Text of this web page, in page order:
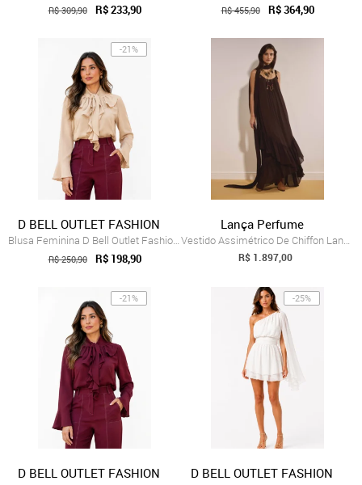
R$ 309,90 R$ 233,90 R$ 455,90 R$ 364,90
-21%
D BELL OUTLET FASHION
Blusa Feminina D Bell Outlet Fashion Rom...
R$ 250,90 R$ 198,90
Lança Perfume
Vestido Assimétrico De Chiffon Lança Perfume
R$ 1.897,00
-21%
D BELL OUTLET FASHION
-25%
D BELL OUTLET FASHION